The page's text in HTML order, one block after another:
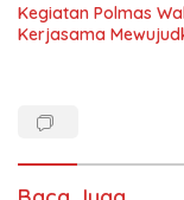
Kegiatan Polmas
Kerjasama